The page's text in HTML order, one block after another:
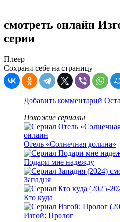
смотреть онлайн
серии
Плеер
Сохрани себе на страницу
Добавить комментарий
Похожие сериалы
Отель «Солнечная долина»
Подари мне надежду
Западня
Кто куда
Изгой: Пролог